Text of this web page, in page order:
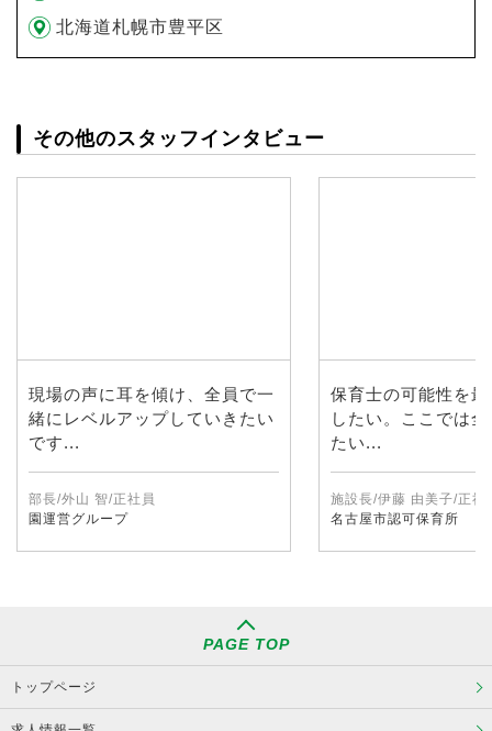
北海道札幌市豊平区
その他のスタッフインタビュー
現場の声に耳を傾け、全員で一
緒にレベルアップしていきたい
です...
部長/外山 智/正社員
園運営グループ
保育士の可能性を
したい。ここでは
たい...
施設長/伊藤 由美子/正社
名古屋市認可保育所
PAGE TOP
トップページ